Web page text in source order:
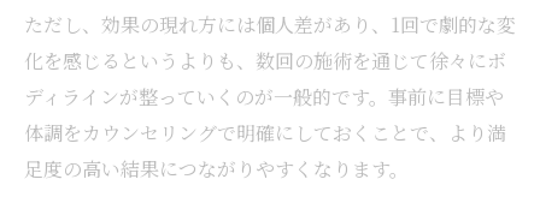
ただし、効果の現れ方には個人差があり、1回で劇的な変
化を感じるというよりも、数回の施術を通じて徐々にボ
ディラインが整っていくのが一般的です。事前に目標や
体調をカウンセリングで明確にしておくことで、より満
足度の高い結果につながりやすくなります。